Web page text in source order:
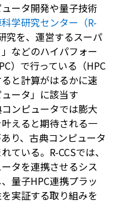
ータ開発や量子技術
学研究センター（R-
究を、運営するスーパ
などのハイパフォー
）で行っている（HPC
と計算がはるかに速
ータ」に該当す
ンピュータでは膨大
えると期待される一
り、古典コンピュータ
ている。R-CCSでは、
タを連携させるシス
量子HPC連携プラッ
実証する取り組みを